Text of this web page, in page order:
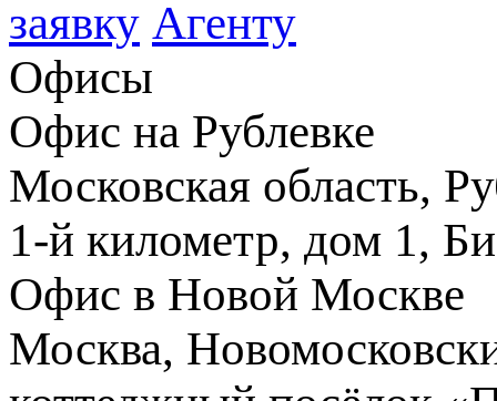
заявку Агенту
Офисы
Офис на Рублевке
Московская область,
1-й километр, дом 1,
Офис в Новой Москве
Москва,